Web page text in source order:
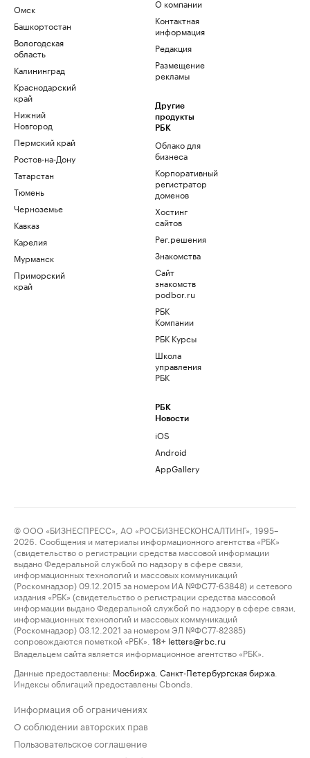
Омск
Башкортостан
Вологодская
область
Калининград
Краснодарский
край
Нижний
Новгород
Пермский край
Ростов-на-Дону
Татарстан
Тюмень
Черноземье
Кавказ
Карелия
Мурманск
Приморский
край
О компании
Контактная
информация
Редакция
Размещение
рекламы
Другие
продукты
РБК
Облако для
бизнеса
Корпоративный
регистратор
доменов
Хостинг
сайтов
Рег.решения
Знакомства
Сайт
знакомств
podbor.ru
РБК
Компании
РБК Курсы
Школа
управления
РБК
РБК
Новости
iOS
Android
AppGallery
© ООО «БИЗНЕСПРЕСС», АО «РОСБИЗНЕСКОНСАЛТИНГ», 1995–
2026. Сообщения и материалы информационного агентства «РБК»
(свидетельство о регистрации средства массовой информации
выдано Федеральной службой по надзору в сфере связи,
информационных технологий и массовых коммуникаций
(Роскомнадзор) 09.12.2015 за номером ИА №ФС77-63848) и сетевого
издания «РБК» (свидетельство о регистрации средства массовой
информации выдано Федеральной службой по надзору в сфере связи,
информационных технологий и массовых коммуникаций
(Роскомнадзор) 03.12.2021 за номером ЭЛ №ФС77-82385)
сопровождаются пометкой «РБК».
18+ letters@rbc.ru
Владельцем сайта является информационное агентство «РБК».
Данные предоставлены: Мосбиржа Санкт-Петербургская биржа
Индексы облигаций предоставлены Cbonds.
Информация об ограничениях
О соблюдении авторских прав
Пользовательское соглашение